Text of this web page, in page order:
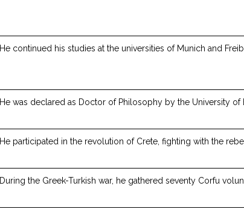
He continued his studies at the universities of Munich and
He was declared as Doctor of Philosophy by the University of
He participated in the revolution of Crete, fighting with the
During the Greek-Turkish war, he gathered seventy Corfu